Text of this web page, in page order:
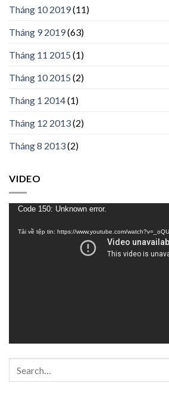
Tháng 10 2019(11)
Tháng 9 2019(63)
Tháng 11 2015 (1)
Tháng 10 2015 (2)
Tháng 1 2014(1)
Tháng 12 2013(2)
Tháng 8 2013(2)
VIDEO
Trình
Code 150: Unknown error.
Tải về tệp tin: https://www.youtube.com/